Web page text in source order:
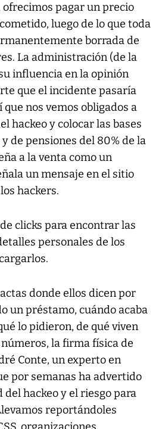
ofrecimos pagar un precio
luego de lo que toda
borrada de
La administración (de la
influencia en la opinión
que el incidente pasaría
nos vemos obligados a
hackeo y colocar las bases
de pensiones del 80% de la
a la venta como un
un mensaje en el sitio
hackers.
clicks para encontrar las
personales de los
donde ellos dicen por
un préstamo, cuándo acaba
lo pidieron, de qué viven
la firma física de
Conte, un experto en
por semanas ha advertido
hackeo y el riesgo para
reportándoles